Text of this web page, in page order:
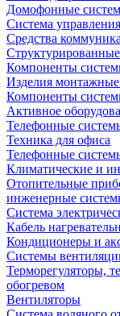
Домофонные
Система
Средства
Компоненты
Изделия
Компоненты
Активное
Телефонные
Техника для офиса
Телефонные
Климатические и
Отопительные
инженерные
Система
Кабель
Кондиционеры и
Системы
Терморегуляторы,
обогревом
Вентиляторы